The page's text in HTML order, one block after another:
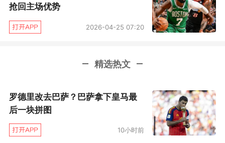
第三节现场已经开始有些沉默了，纽约始终组织
不起有效的进攻，而绿军的三分命中率依旧居高
听到哨声频频。即便是连续两次上演20分逆转，
在场的纽约球迷也能感受到今天的势头完全不在
自己这边。锡伯杜和助教回头商量后，纽约缴
械，93比115大比分落败。
抢回主场优势
2026-04-25 07:20
精选热文
罗德里改去巴萨？巴萨拿下皇马最
后一块拼图
10小时前